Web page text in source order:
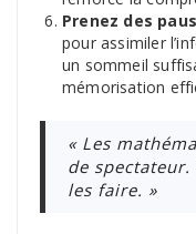
Prenez des
pour assimiler
un sommeil
mémorisation
« Les
de
les faire. »